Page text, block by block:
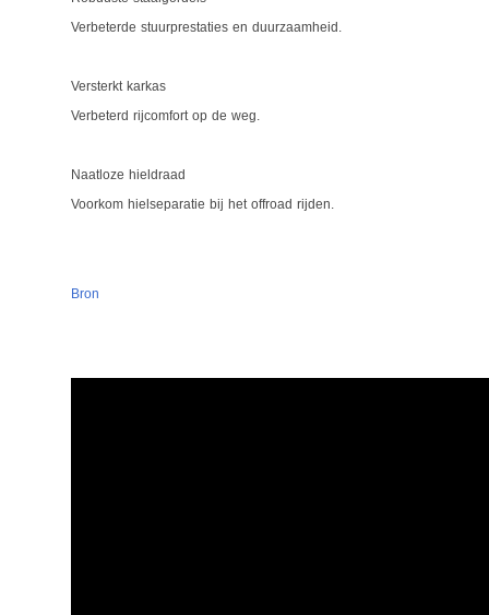
Verbeterde stuurprestaties en duurzaamheid.
Versterkt karkas
Verbeterd rijcomfort op de weg.
Naatloze hieldraad
Voorkom hielseparatie bij het offroad rijden.
Bron